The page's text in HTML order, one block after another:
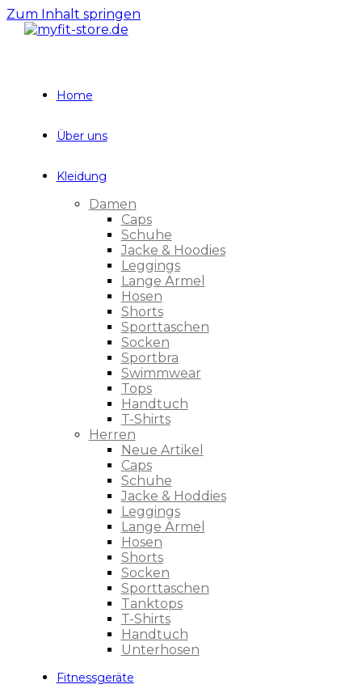
Zum Inhalt springen
Home
Über uns
Kleidung
Damen
Caps
Schuhe
Jacke & Hoodies
Leggings
Lange Ärmel
Hosen
Shorts
Sporttaschen
Socken
Sportbra
Swimmwear
Tops
Handtuch
T-Shirts
Herren
Neue Artikel
Caps
Schuhe
Jacke & Hoddies
Leggings
Lange Ärmel
Hosen
Shorts
Socken
Sporttaschen
Tanktops
T-Shirts
Handtuch
Unterhosen
Fitnessgeräte